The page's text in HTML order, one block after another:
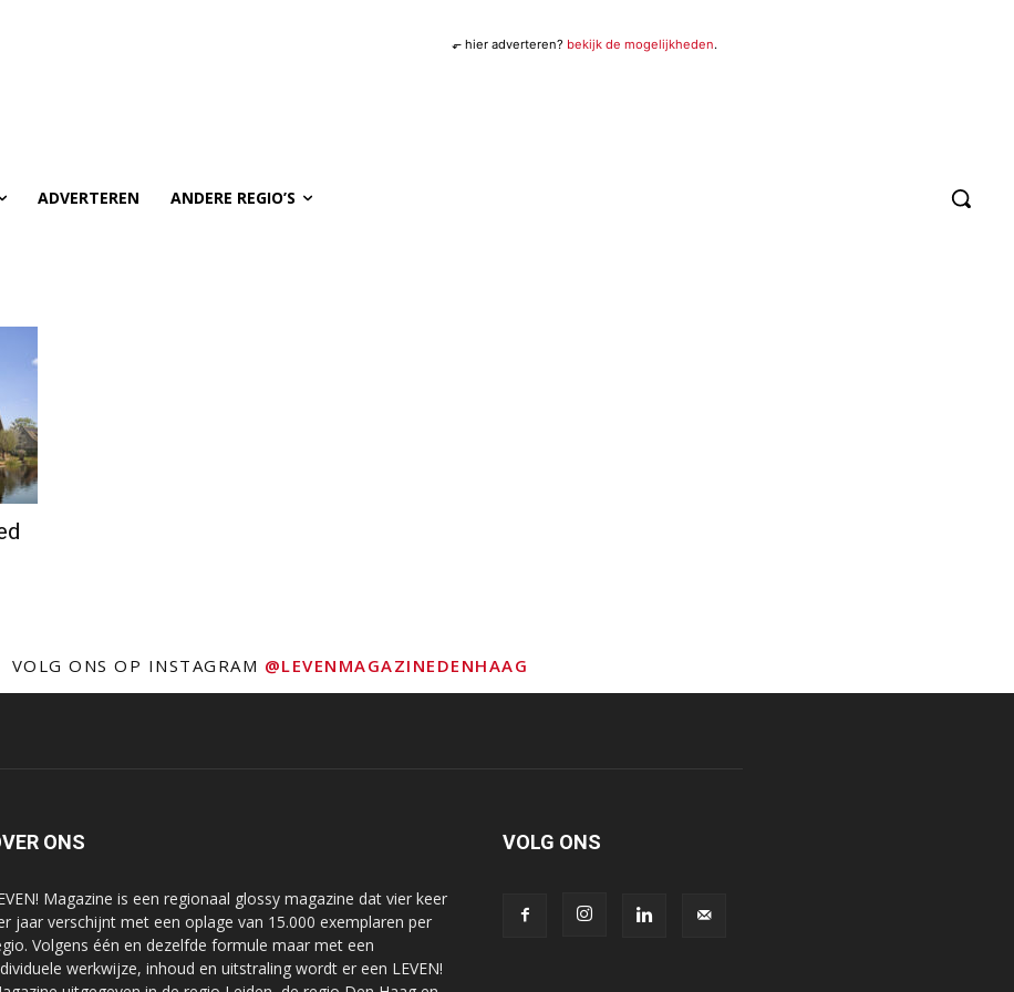
⬐ hier adverteren? bekijk de mogelijkheden.
ADVERTEREN ANDERE REGIO’S
VOLG ONS OP INSTAGRAM @LEVENMAGAZINEDENHAAG
ONS
Magazine is een regionaal glossy magazine dat vier keer
jaar verschijnt met een oplage van 15.000 exemplaren per
Volgens één en dezelfde formule maar met een
werkwijze, inhoud en uitstraling wordt er een LEVEN!
VOLG ONS